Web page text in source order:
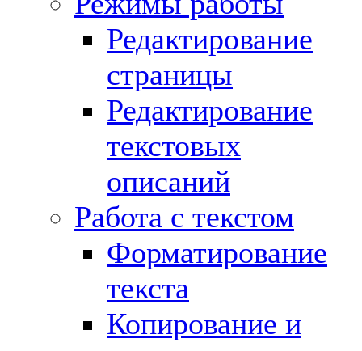
Редактирование
страницы
Редактирование
текстовых
описаний
Работа с текстом
Форматирование
текста
Копирование и